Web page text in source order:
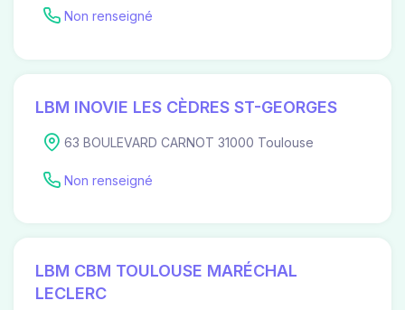
Non renseigné
LBM INOVIE LES CÈDRES ST-GEORGES
63 BOULEVARD CARNOT 31000 Toulouse
Non renseigné
LBM CBM TOULOUSE MARÉCHAL
LECLERC